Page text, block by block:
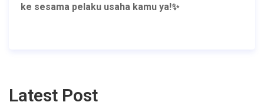
ke sesama pelaku usaha kamu ya!✨
Latest Post